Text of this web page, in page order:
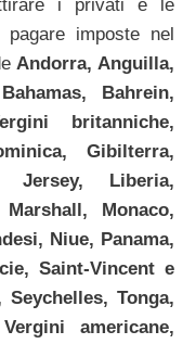
i privati e le
imposte nel
Andorra, Anguilla,
Bahrein,
britanniche,
Gibilterra,
Liberia,
Monaco,
Niue, Panama,
Saint-Vincent e
Tonga,
americane,